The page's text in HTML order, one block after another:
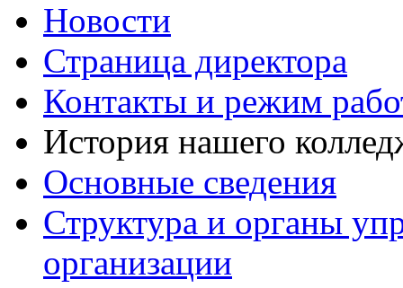
Новости
Страница директора
Контакты и режим
История нашего
Основные сведения
Структура и органы
организации